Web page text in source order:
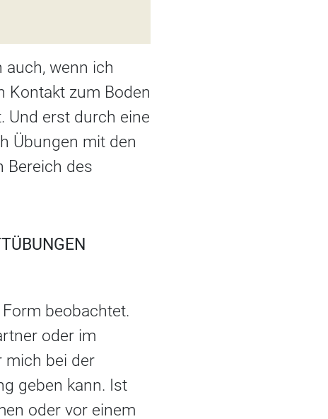
auch, wenn ich
Kontakt zum Boden
Und erst durch eine
Übungen mit den
Bereich des
R
beobachtet.
oder im
mich bei der
geben kann. Ist
oder vor einem